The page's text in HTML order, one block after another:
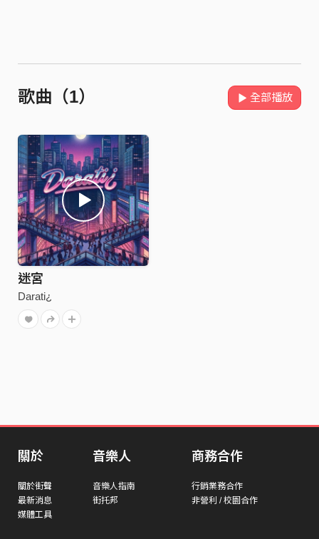
歌曲（1） 全部播放
迷宮
Darati¿
關於
關於街聲
最新消息
媒體工具
音樂人
音樂人指南
街托邦
商務合作
行銷業務合作
非營利 / 校園合作